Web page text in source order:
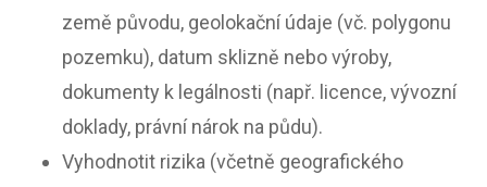
země původu, geolokační údaje (vč. polygonu
pozemku), datum sklizně nebo výroby,
dokumenty k legálnosti (např. licence, vývozní
doklady, právní nárok na půdu).
Vyhodnotit rizika (včetně geografického